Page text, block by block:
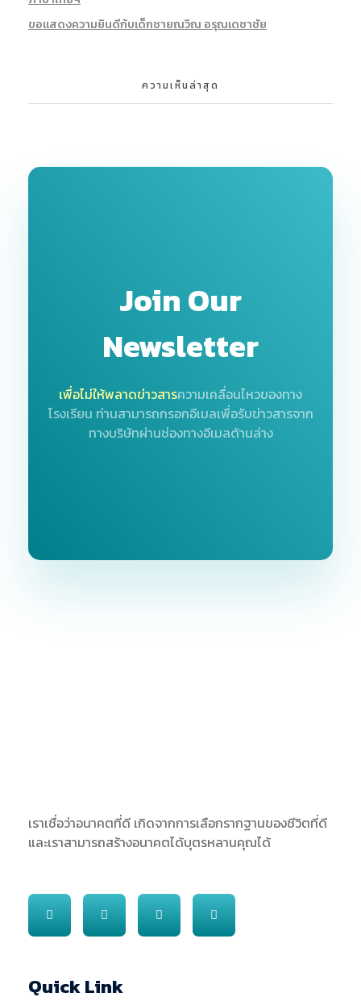
ขอแสดงความยินดีก้บเด็กชายณวิณ อรุณเดชาชัย
ความเห็นล่าสุด
Join Our
Newsletter
เพื่อไม่ให้พลาดข่าวสารความเคลื่อนไหวของทาง
โรงเรียน ท่านสามารถกรอกอีเมลเพื่อรับข่าวสารจาก
ทางบริษัทผ่านช่องทางอีเมลด้านล่าง
เราเชื่อว่าอนาคตที่ดี เกิดจากการเลือกรากฐานของชีวิตที่ดี
และเราสามารถสร้างอนาคตได้บุตรหลานคุณได้
Quick Link